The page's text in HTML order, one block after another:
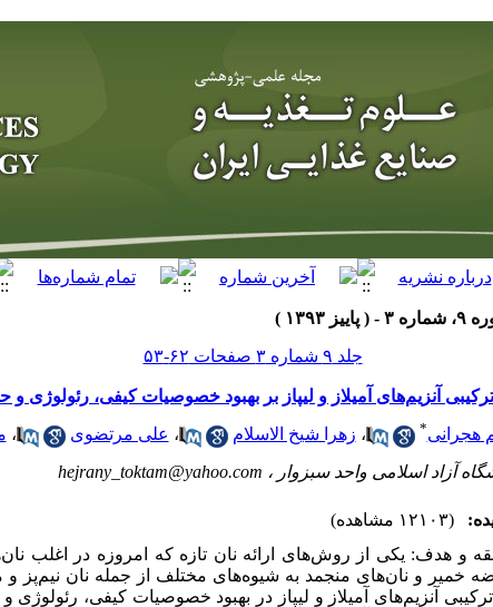
۳ - ( پاییز ۱۳۹۳ )
جلد ۹ شماره ۳ صفحات ۶۲-۵۳
ترکیبی آنزیم‌های آمیلاز و لیپاز بر بهبود خصوصیات کیفی، رئولوژی
هجرانی* ، زهرا شیخ الاسلام ، علی مرتضوی ،
آزاد اسلامی واحد سبزوار ، hejrany_toktam@yahoo.com
(۱۲۱۰۳ مشاهده)
و هدف: یکی از روش‌های ارائه نان تازه که امروزه در اغلب
خمیر و نان‌های منجمد به شیوه‌های مختلف از جمله نان
ترکیبی آنزیم‌های آمیلاز و لیپاز در بهبود خصوصیات کیفی،